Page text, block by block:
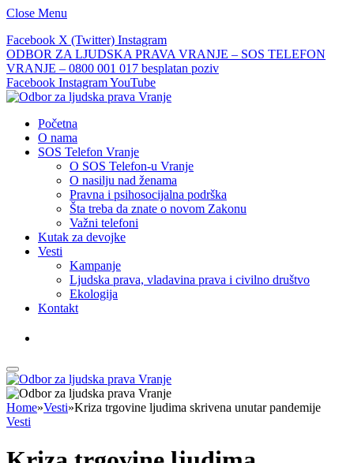
Close Menu
Facebook X (Twitter) Instagram
ODBOR ZA LJUDSKA PRAVA VRANJE – SOS TELEFON
VRANJE – 0800 001 017 besplatan poziv
Facebook InstagramYouTube
Početna
O nama
SOS Telefon Vranje
O SOS Telefon-u Vranje
O nasilju nad ženama
Pravna i psihosocijalna podrška
Šta treba da znate o novom Zakonu
Važni telefoni
Kutak za devojke
Vesti
Kampanje
Ljudska prava, vladavina prava i civilno društvo
Ekologija
Kontakt
Home»Vesti»Kriza trgovine ljudima skrivena unutar pandemije
Vesti